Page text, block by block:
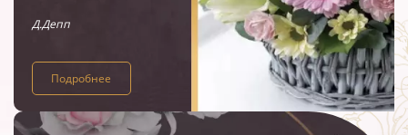
Д.Депп
Подробнее